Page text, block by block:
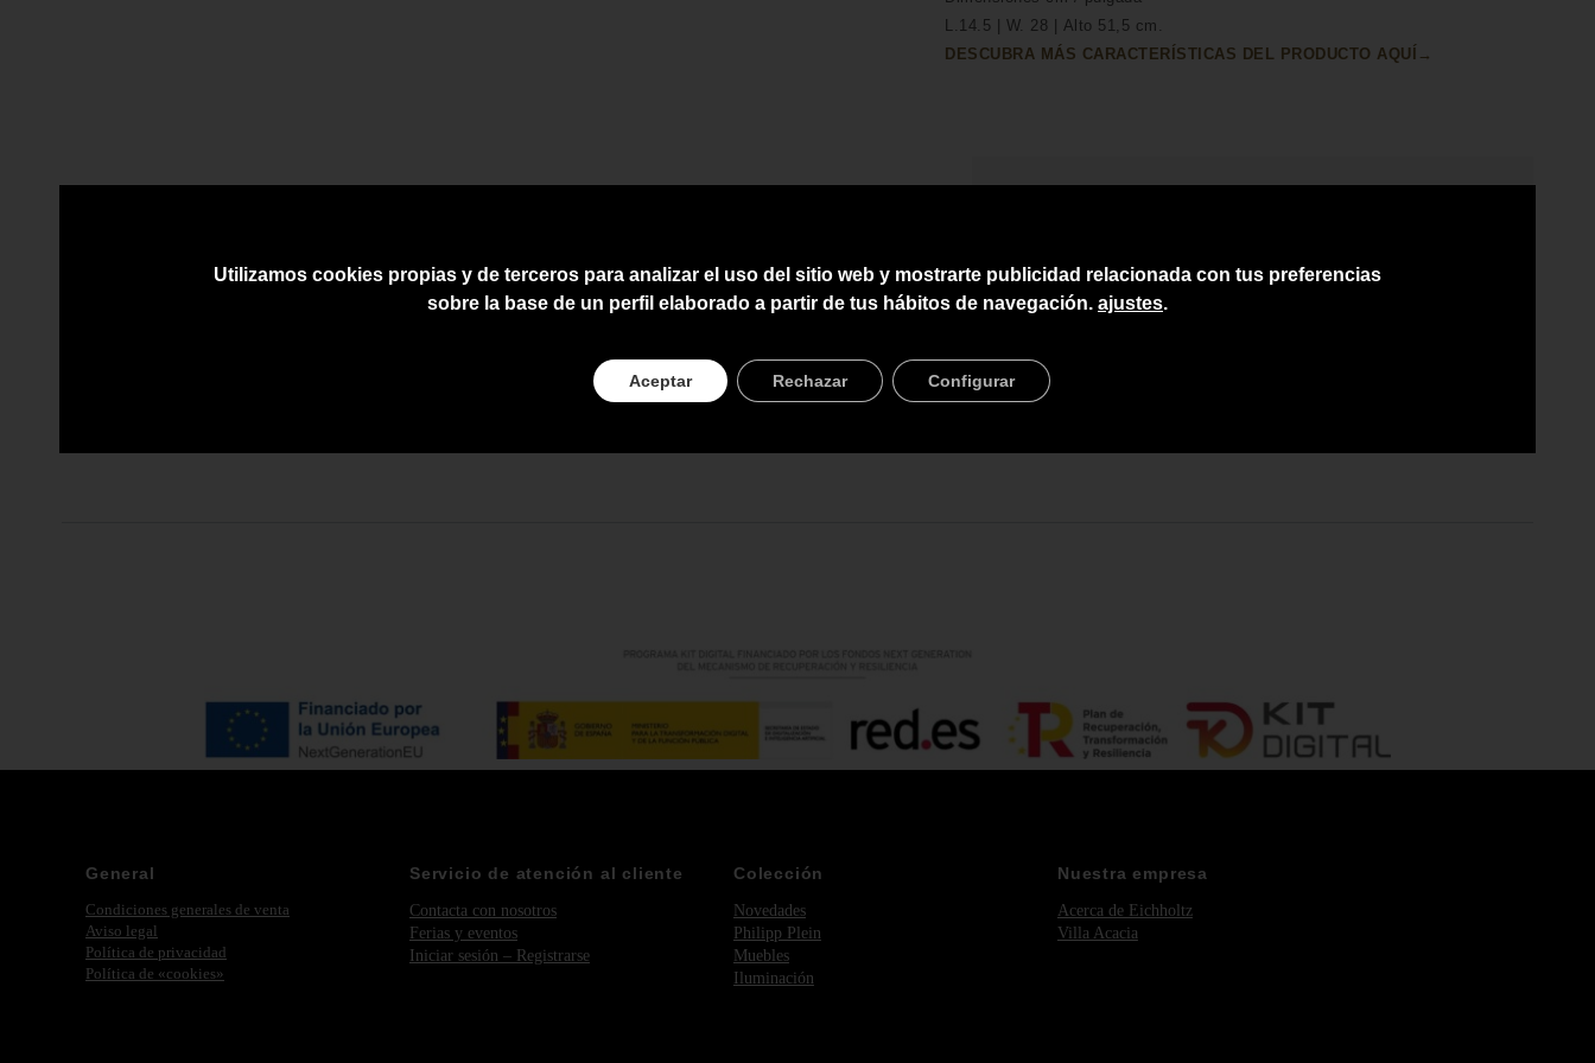
L.14.5 | W. 28 | Alto 51,5 cm.
DESCUBRA MÁS CARACTERÍSTICAS DEL PRODUCTO AQUÍ→
ASESORAMIENTO PERSONAL
General
Condiciones generales de venta
Aviso legal
Política de privacidad
Política de «cookies»
Servicio de atención al cliente
Contacta con nosotros
Ferias y eventos
Iniciar sesión – Registrarse
Colección
Novedades
Philipp Plein
Muebles
Iluminación
Nuestra empresa
Acerca de Eichholtz
Villa Acacia
Utilizamos cookies propias y de terceros para analizar el uso del sitio web y mostrarte publicidad relacionada con tus preferencias
sobre la base de un perfil elaborado a partir de tus hábitos de navegación. ajustes.
Aceptar Rechazar Configurar